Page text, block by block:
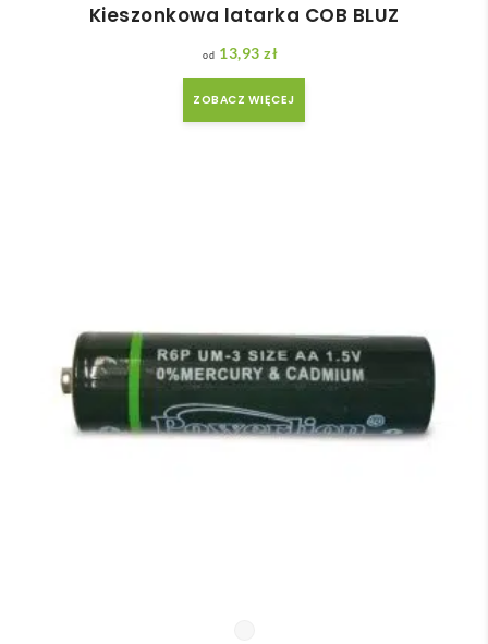
Kieszonkowa latarka COB BLUZ
13,93zł
ZOBACZ WIĘCEJ